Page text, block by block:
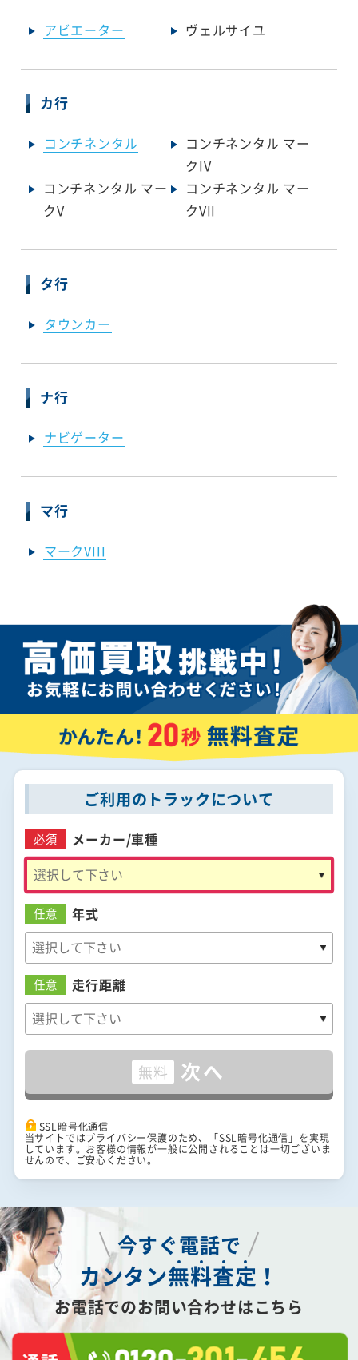
アビエーター ヴェルサイユ
カ行
コンチネンタル
コンチネンタル マー
クIV
コンチネンタル マー
クV
コンチネンタル マー
クVII
タ行
タウンカー
ナ行
ナビゲーター
マ行
マークVIII
ご利用のトラックについて
必須 メーカー/車種
任意 年式
任意 走行距離
無料 次へ
SSL暗号化通信
当サイトではプライバシー保護のため、「SSL暗号化通信」を実現
しています。お客様の情報が一般に公開されることは一切ございま
せんので、ご安心ください。
今すぐ電話で
カンタン無料査定 ！
お電話でのお問い合わせはこちら